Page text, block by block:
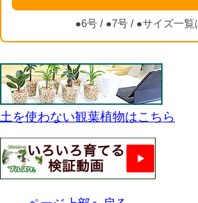
●6号 / ●7号 / ●サイズ一覧
土を使わない観葉植物はこちら